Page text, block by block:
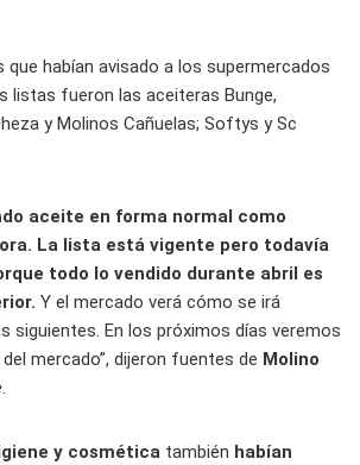
que habían avisado a los supermercados
listas fueron las aceiteras Bunge,
y Molinos Cañuelas; Softys y Sc
aceite en forma normal como
La lista está vigente pero todavía
todo lo vendido durante abril es
Y el mercado verá cómo se irá
siguientes. En los próximos días veremos
mercado”, dijeron fuentes de Molino
.
y cosmética también habían